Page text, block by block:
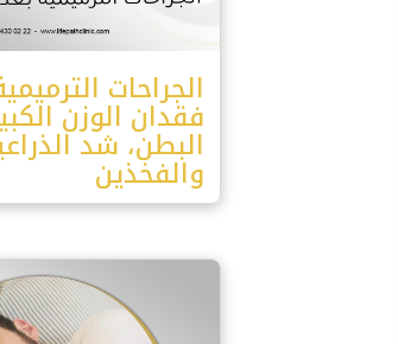
الجراحات
فقدان الوزن
البطن، شد
والفخذين